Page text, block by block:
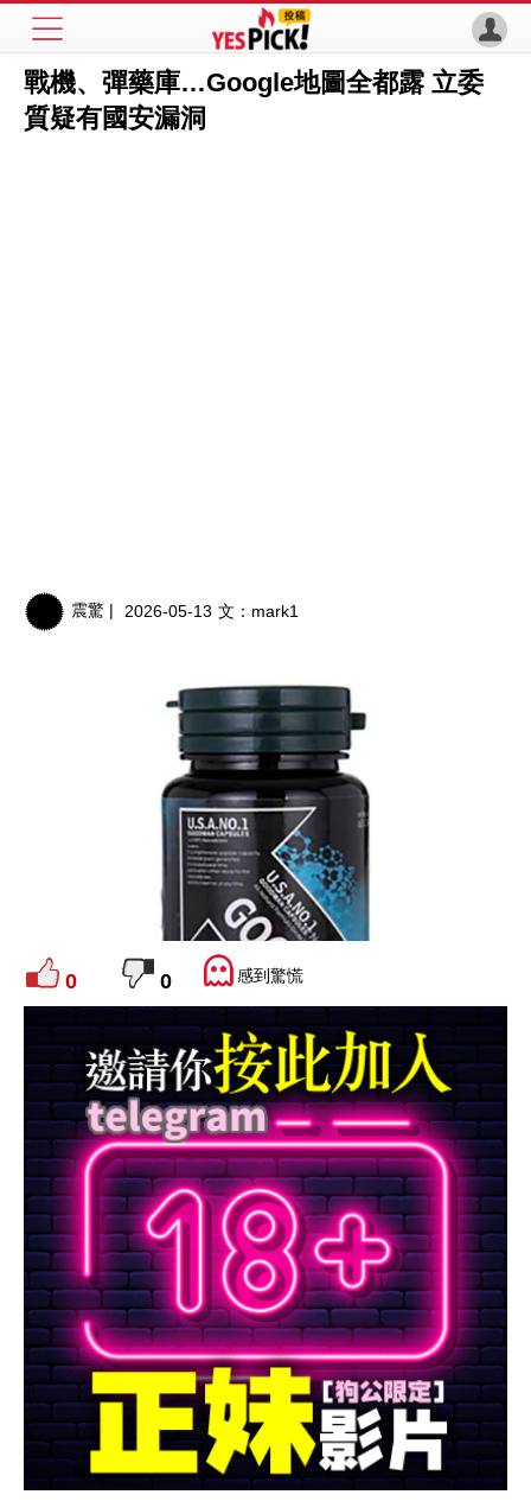
戰機、彈藥庫…Google地圖全都露 立委
質疑有國安漏洞
震驚 | 2026-05-13 文： mark1
0 0 感到驚慌